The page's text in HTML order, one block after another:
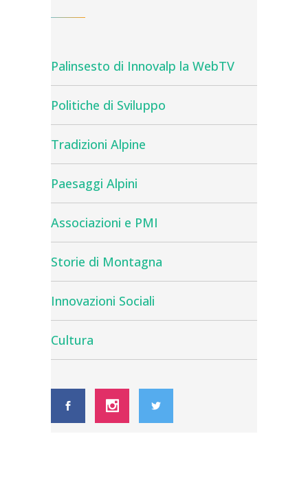
Palinsesto di Innovalp la WebTV
Politiche di Sviluppo
Tradizioni Alpine
Paesaggi Alpini
Associazioni e PMI
Storie di Montagna
Innovazioni Sociali
Cultura